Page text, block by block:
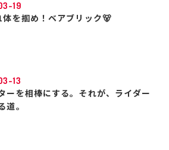
19
体を掴め！ベアブリック🐻
13
ーを相棒にする。それが、ライダー
道。